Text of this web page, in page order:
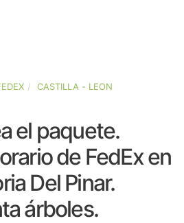
CASTILLA - LEON
el paquete.
de FedEx en
Del Pinar.
árboles.